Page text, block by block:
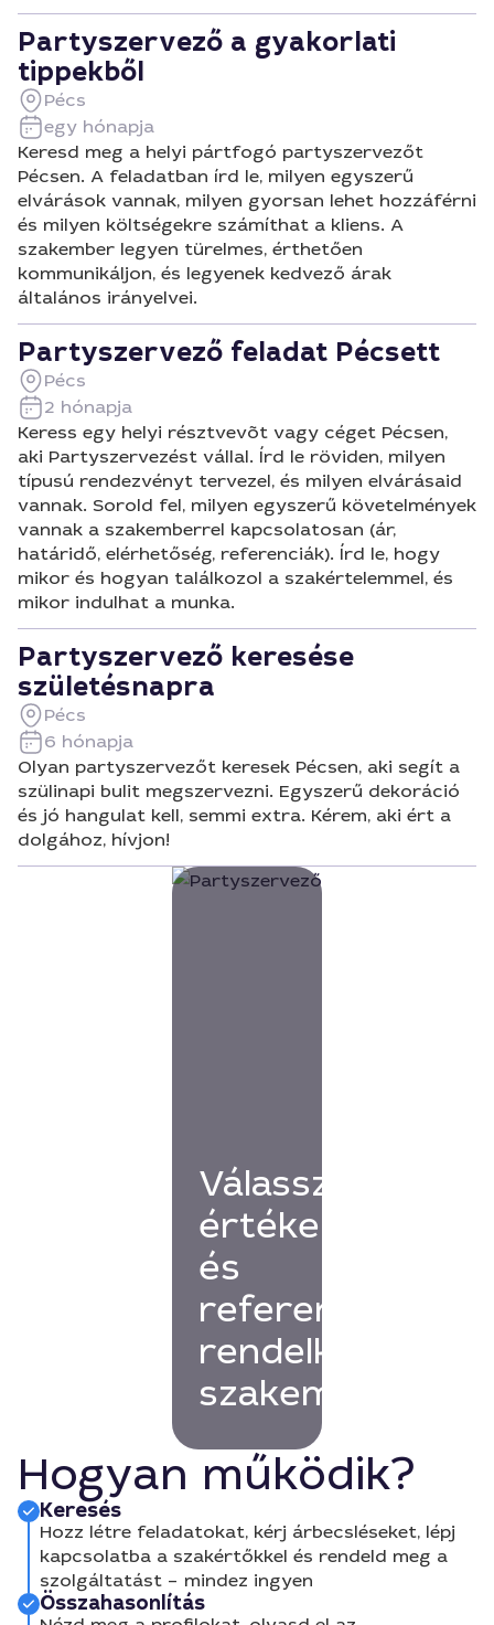
Partyszervező a gyakorlati
tippekből
Pécs
egy hónapja
Keresd meg a helyi pártfogó partyszervezőt
Pécsen. A feladatban írd le, milyen egyszerű
elvárások vannak, milyen gyorsan lehet hozzáférni
és milyen költségekre számíthat a kliens. A
szakember legyen türelmes, érthetően
kommunikáljon, és legyenek kedvező árak
általános irányelvei.
Partyszervező feladat Pécsett
Pécs
2 hónapja
Keress egy helyi résztvevõt vagy céget Pécsen,
aki Partyszervezést vállal. Írd le röviden, milyen
típusú rendezvényt tervezel, és milyen elvárásaid
vannak. Sorold fel, milyen egyszerű követelmények
vannak a szakemberrel kapcsolatosan (ár,
határidő, elérhetőség, referenciák). Írd le, hogy
mikor és hogyan találkozol a szakértelemmel, és
mikor indulhat a munka.
Partyszervező keresése
születésnapra
Pécs
6 hónapja
Olyan partyszervezőt keresek Pécsen, aki segít a
szülinapi bulit megszervezni. Egyszerű dekoráció
és jó hangulat kell, semmi extra. Kérem, aki ért a
dolgához, hívjon!
Válassz
értékelésekkel
és
referenciákkal
rendelkező
szakembert!
Hogyan működik?
Keresés
Hozz létre feladatokat, kérj árbecsléseket, lépj
kapcsolatba a szakértőkkel és rendeld meg a
szolgáltatást – mindez ingyen
Összahasonlítás